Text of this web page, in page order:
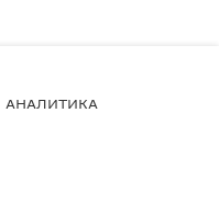
АНАЛИТИКА